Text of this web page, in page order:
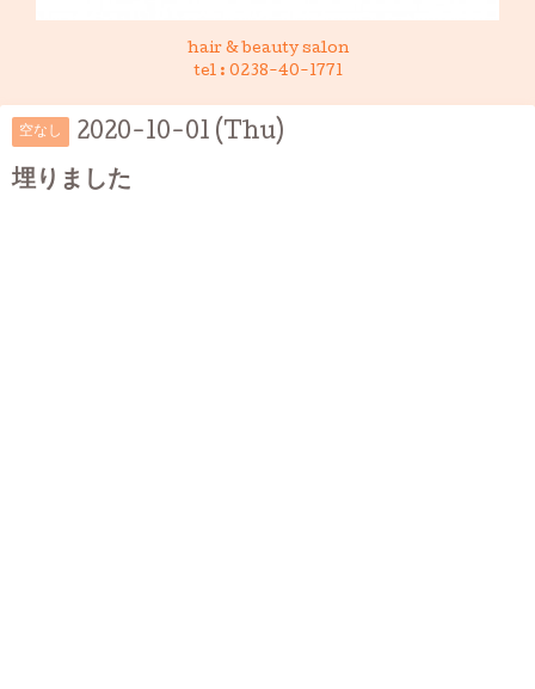
hair & beauty salon
tel : 0238-40-1771
空なし 2020-10-01 (Thu)
埋りました